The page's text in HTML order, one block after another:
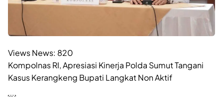
Views News: 820
Kompolnas RI, Apresiasi Kinerja Polda Sumut Tangani
Kasus Kerangkeng Bupati Langkat Non Aktif